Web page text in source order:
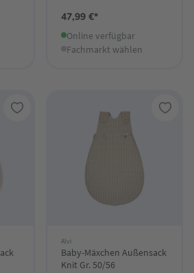
47,99 €*
Online verfügbar
Fachmarkt wählen
Alvi
Baby-Mäxchen Außensack
Knit Gr. 50/56